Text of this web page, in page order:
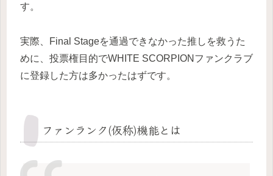
す。
実際、 Final Stageを通過できなかった推しを救うた
めに、投票権目的でWHITE SCORPIONファンクラブ
に登録した方は多かったはずです。
ファンランク(仮称)機能とは